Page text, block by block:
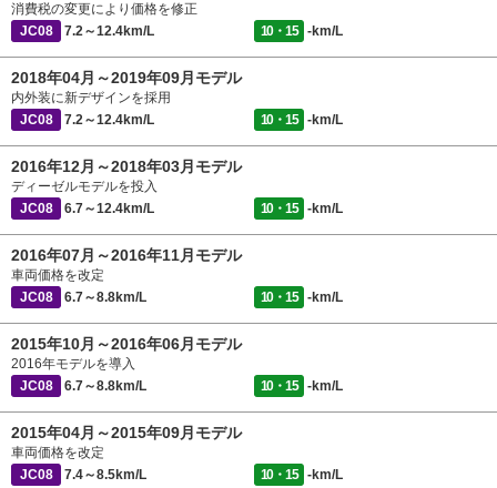
消費税の変更により価格を修正
JC08
7.2～12.4km/L 10・15 -km/L
2018年04月～2019年09月モデル
内外装に新デザインを採用
JC08
7.2～12.4km/L 10・15 -km/L
2016年12月～2018年03月モデル
ディーゼルモデルを投入
JC08
6.7～12.4km/L 10・15 -km/L
2016年07月～2016年11月モデル
車両価格を改定
JC08
6.7～8.8km/L 10・15 -km/L
2015年10月～2016年06月モデル
2016年モデルを導入
JC08
6.7～8.8km/L 10・15 -km/L
2015年04月～2015年09月モデル
車両価格を改定
JC08
7.4～8.5km/L 10・15 -km/L